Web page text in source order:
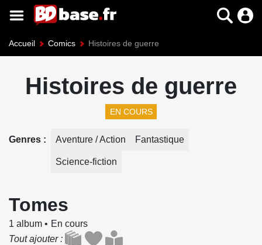
Accueil Comics Histoires de guerre
Histoires de guerre
EN COURS
Genres Aventure / Action Fantastique
Science-fiction
Tomes
1 album
En cours
Tout ajouter